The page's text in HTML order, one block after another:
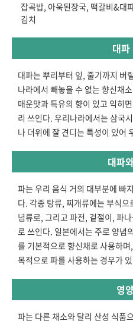
잡곡밥, 아욱된장국, 떡갈비&대
김치
대파
대파는 뿌리부터 잎, 줄기까지 버
나라에서 빼놓을 수 없는 향신채
매운맛과 특유의 향이 있고 익히
리 쓰인다. 우리나라에서는 삼국
나 더위에 잘 견디는 특성이 있어
대파
파는 우리 음식 거의 대부분에 빠
다. 각종 탕류, 찌개류에는 부식
념류로, 그리고 파전, 겉절이, 파
로 쓰인다. 일본에서는 주로 양념
를 기본적으로 향신채로 사용하
목적으로 파를 사용하는 경우가
영
파는 다른 채소와 달리 산성 식품